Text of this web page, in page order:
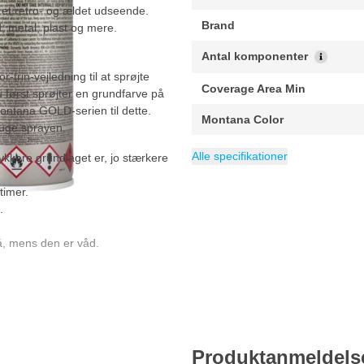
retro- og ældet udseende.
plast og mere.
trin-vejledning til at sprøjte
først sprøjter en grundfarve på
GOLD-serien til dette.
sprayen.
grundlaget er, jo stærkere
mens den er våd.
Brand
Antal komponenter
Coverage Area Min
Montana Color
Weight 400 g
Coverage Area Max
ean 4048500418471
Packaging
Volume 400 ml
Gloss Level
Kategori
Alle specifikationer